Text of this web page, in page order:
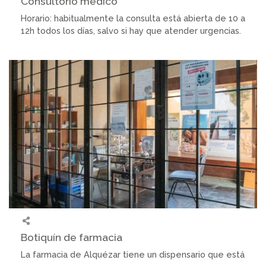
Horario: habitualmente la consulta está abierta de 10 a
12h todos los días, salvo si hay que atender urgencias.
Botiquín de farmacia
La farmacia de Alquézar tiene un dispensario que está